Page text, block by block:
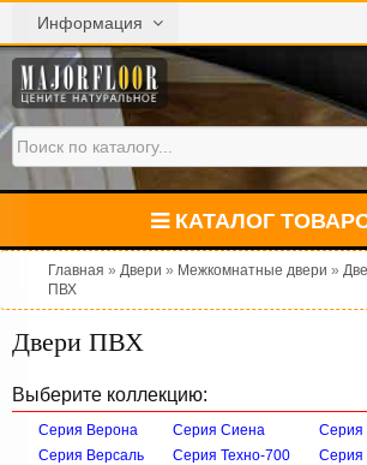
Информация
КАТАЛОГ
Главная » Двери » Межкомнатные двери »
ПВХ
Двери ПВХ
Выберите коллекцию:
Серия Верона
Серия Версаль
Серия Сиена
Серия Техно-700
Серия
Серия